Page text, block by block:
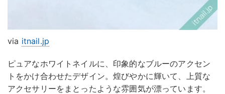
via itnail.jp
ピュアなホワイトネイルに、印象的なブルーのアクセン
トをかけ合わせたデザイン。煌びやかに輝いて、上質な
アクセサリーをまとったような雰囲気が漂っています。